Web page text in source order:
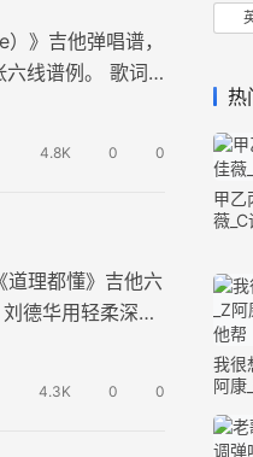
》吉他弹唱谱，
线谱例。 歌词
4.8K 0 0
道理都懂》吉他六
德华用轻柔深沉
4.3K 0 0
热
甲乙
薇
我很
阿康